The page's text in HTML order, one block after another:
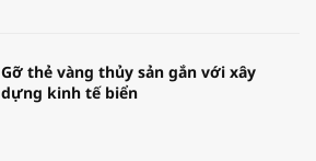
Gỡ thẻ vàng thủy sản gắn với xây
dựng kinh tế biển